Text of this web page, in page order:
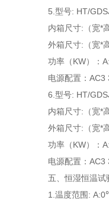
5.型号: HT/
内箱尺寸:（宽*
外箱尺寸:（宽*
功率（KW）：
电源配置：AC3
6.型号: HT/
内箱尺寸:（宽*
外箱尺寸:（宽*
功率（KW）：
电源配置：AC3
五、恒湿恒温
1.温度范围: